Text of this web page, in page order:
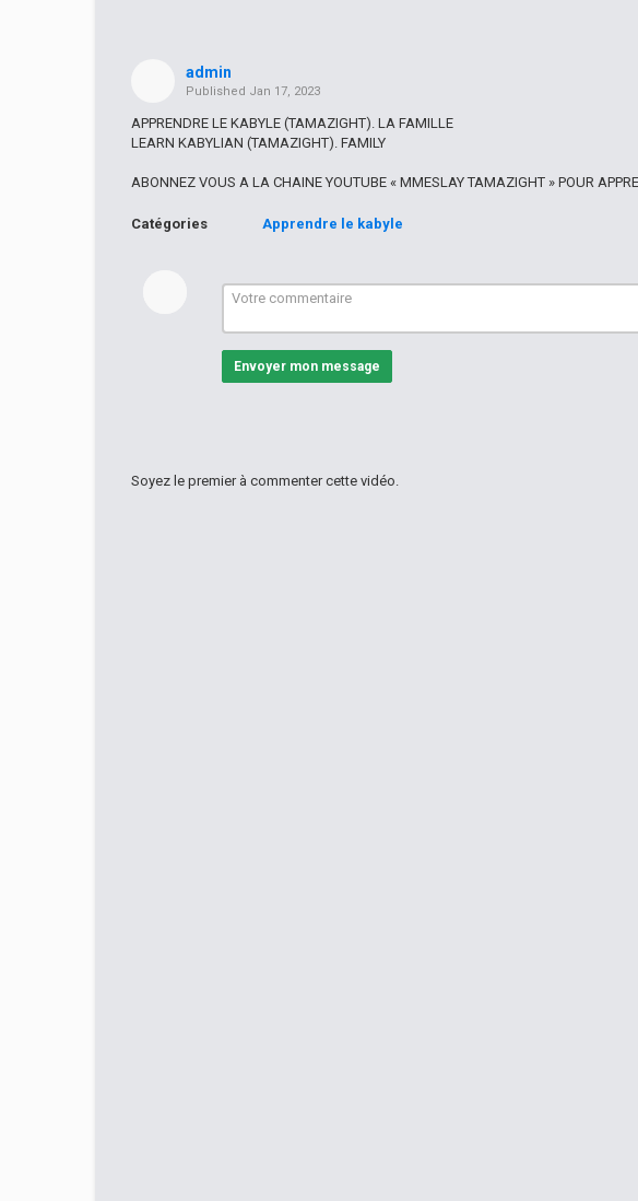
admin
Published Jan 17, 2023
APPRENDRE LE KABYLE (TAMAZIGHT). LA FAMILLE
LEARN KABYLIAN (TAMAZIGHT). FAMILY
ABONNEZ VOUS A LA CHAINE YOUTUBE « MMESLAY TAMAZIGHT » POUR
Catégories Apprendre le kabyle
Envoyer mon message
Soyez le premier à commenter cette vidéo.